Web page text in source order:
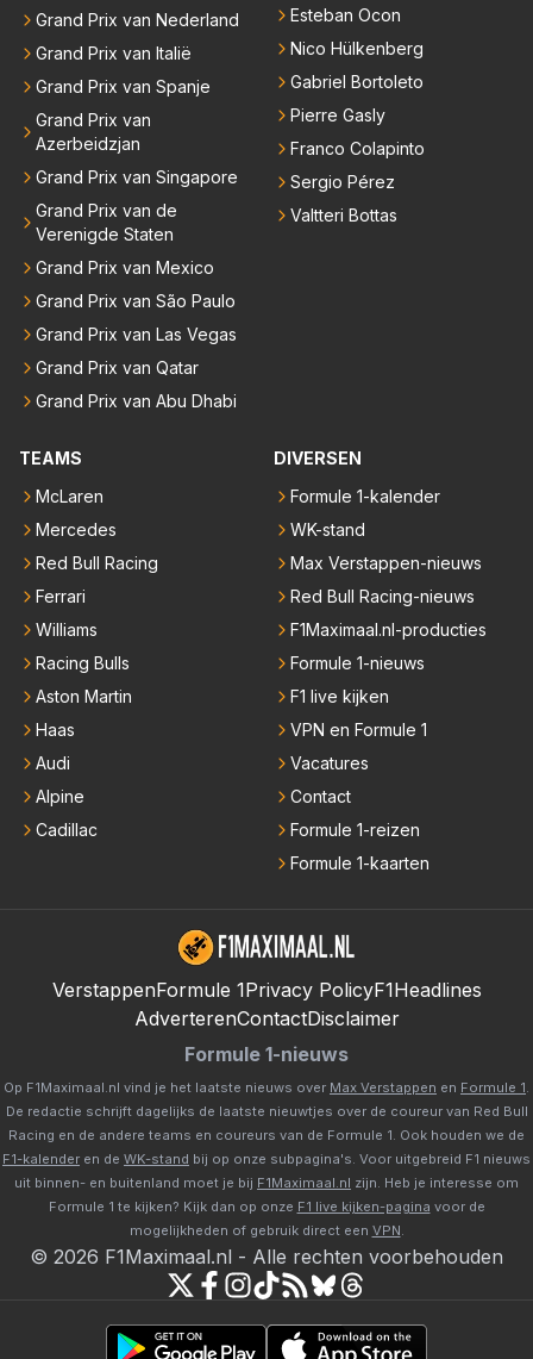
Grand Prix van Nederland
Grand Prix van Italië
Grand Prix van Spanje
Grand Prix van
Azerbeidzjan
Grand Prix van Singapore
Grand Prix van de
Verenigde Staten
Grand Prix van Mexico
Grand Prix van São Paulo
Grand Prix van Las Vegas
Grand Prix van Qatar
Grand Prix van Abu Dhabi
Esteban Ocon
Nico Hülkenberg
Gabriel Bortoleto
Pierre Gasly
Franco Colapinto
Sergio Pérez
Valtteri Bottas
TEAMS
McLaren
Mercedes
Red Bull Racing
Ferrari
Williams
Racing Bulls
Aston Martin
Haas
Audi
Alpine
Cadillac
DIVERSEN
Formule 1-kalender
WK-stand
Max Verstappen-nieuws
Red Bull Racing-nieuws
F1Maximaal.nl-producties
Formule 1-nieuws
F1 live kijken
VPN en Formule 1
Vacatures
Contact
Formule 1-reizen
Formule 1-kaarten
VerstappenFormule 1Privacy PolicyF1Headlines
AdverterenContactDisclaimer
Formule 1-nieuws
Op F1Maximaal.nl vind je het laatste nieuws over Max Verstappen en Formule 1
De redactie schrijft dagelijks de laatste nieuwtjes over de coureur van Red Bull
Racing en de andere teams en coureurs van de Formule 1. Ook houden we de
F1-kalender en de WK-stand bij op onze subpagina's. Voor uitgebreid F1 nieuws
uit binnen- en buitenland moet je bij F1Maximaal.nl zijn. Heb je interesse om
Formule 1 te kijken? Kijk dan op onze F1 live kijken-pagina voor de
mogelijkheden of gebruik direct een VPN
© 2026 F1Maximaal.nl - Alle rechten voorbehouden